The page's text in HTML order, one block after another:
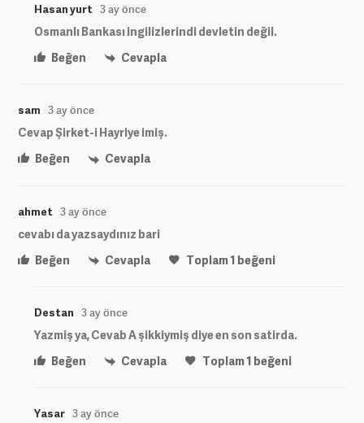
Hasan yurt 3 ay önce
Osmanlı Bankası ingilizlerindi devletin değil.
Beğen
Cevapla
sam 3 ay önce
Cevap Şirket-i Hayriye imiş.
Beğen
Cevapla
ahmet 3 ay önce
cevabı da yazsaydınız bari
Beğen
Cevapla Toplam1 beğeni
Destan 3 ay önce
Yazmiş ya, Cevab A şikkiymiş diye en son satirda.
Beğen
Cevapla Toplam1 beğeni
Yasar 3 ay önce